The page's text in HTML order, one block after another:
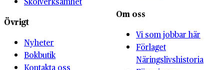
Övrigt
Nyheter
Bokbutik
Kontakta oss
Om oss
Vi som jobbar här
Förlaget
Näringslivshistoria